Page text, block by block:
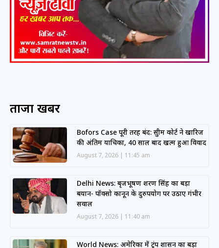
ताजा खबरें
Bofors Case पूरी तरह बंद: सुप्रीम कोर्ट ने खारिज
की अंतिम याचिका, 40 साल बाद खत्म हुआ विवाद
August 7, 2026 11:45 am
Delhi News: बृजभूषण शरण सिंह का बड़ा
बयान- पॉक्सो कानून के दुरुपयोग पर उठाए गंभीर
सवाल
August 7, 2026 11:40 am
World News: अमेरिका में ट्रंप प्रशासन का बड़ा